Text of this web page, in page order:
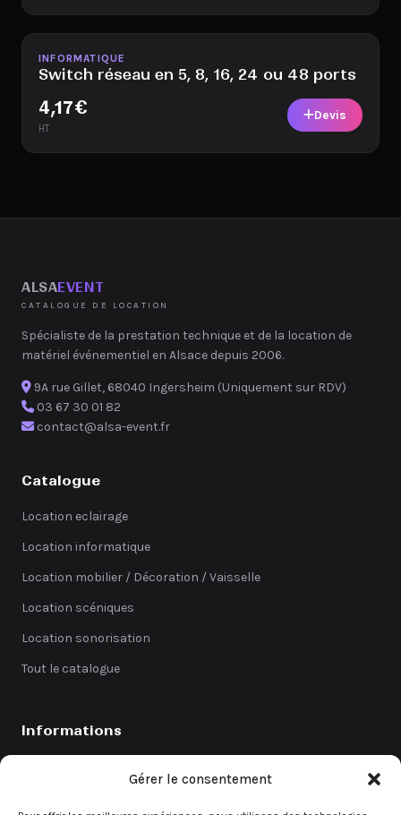
Gérer le consentement
Disponible
INFORMATIQUE
Switch réseau en 5, 8, 16, 24 ou 48 ports
4,17€
HT
Devis
ALSAEVENT
CATALOGUE DE LOCATION
Spécialiste de la prestation technique et de la location de
matériel événementiel en Alsace depuis 2006.
9A rue Gillet, 68040 Ingersheim (Uniquement sur RDV)
03 67 30 01 82
contact@alsa-event.fr
Catalogue
Location eclairage
Location informatique
Location mobilier / Décoration / Vaisselle
Location scéniques
Location sonorisation
Tout le catalogue
Informations